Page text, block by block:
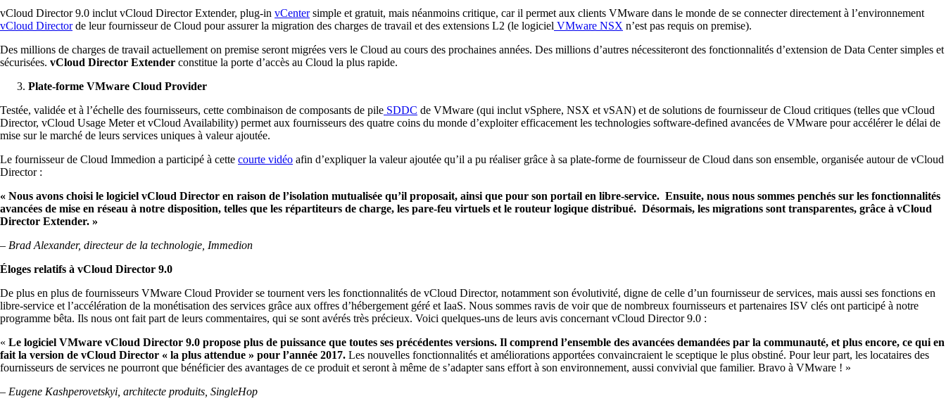
vCloud Director 9.0 inclut vCloud Director Extender, plug-in vCentersimple et gratuit, mais néanmoins critique, car il permet aux clients VMware dans le monde de se connecter directement à l’environnement
vCloud Directorde leur fournisseur de Cloud pour assurer la migration des charges de travail et des extensions L2 (le logiciel VMware NSX n’est pas requis on premise).
Des millions de charges de travail actuellement on premise seront migrées vers le Cloud au cours des prochaines années. Des millions d’autres nécessiteront des fonctionnalités d’extension de Data Center simples et
sécurisées. vCloud Director Extender constitue la porte d’accès au Cloud la plus rapide.
Plate-forme VMware Cloud Provider
Testée, validée et à l’échelle des fournisseurs, cette combinaison de composants de pile SDDC de VMware (qui inclut vSphere, NSX et vSAN) et de solutions de fournisseur de Cloud critiques (telles que vCloud
Director, vCloud Usage Meter et vCloud Availability) permet aux fournisseurs des quatre coins du monde d’exploiter efficacement les technologies software-defined avancées de VMware pour accélérer le délai de
mise sur le marché de leurs services uniques à valeur ajoutée.
Le fournisseur de Cloud Immedion a participé à cette courte vidéo afin d’expliquer la valeur ajoutée qu’il a pu réaliser grâce à sa plate-forme de fournisseur de Cloud dans son ensemble, organisée autour de vCloud
Director :
« Nous avons choisi le logiciel vCloud Director en raison de l’isolation mutualisée qu’il proposait, ainsi que pour son portail en libre-service. Ensuite, nous nous sommes penchés sur les fonctionnalités
avancées de mise en réseau à notre disposition, telles que les répartiteurs de charge, les pare-feu virtuels et le routeur logique distribué. Désormais, les migrations sont transparentes, grâce à vCloud
Director Extender. »
– Brad Alexander, directeur de la technologie, Immedion
Éloges relatifs à vCloud Director 9.0
De plus en plus de fournisseurs VMware Cloud Provider se tournent vers les fonctionnalités de vCloud Director, notamment son évolutivité, digne de celle d’un fournisseur de services, mais aussi ses fonctions en
libre-service et l’accélération de la monétisation des services grâce aux offres d’hébergement géré et IaaS. Nous sommes ravis de voir que de nombreux fournisseurs et partenaires ISV clés ont participé à notre
programme bêta. Ils nous ont fait part de leurs commentaires, qui se sont avérés très précieux. Voici quelques-uns de leurs avis concernant vCloud Director 9.0 :
« Le logiciel VMware vCloud Director 9.0 propose plus de puissance que toutes ses précédentes versions. Il comprend l’ensemble des avancées demandées par la communauté, et plus encore, ce qui en
fait la version de vCloud Director « la plus attendue » pour l’année 2017. Les nouvelles fonctionnalités et améliorations apportées convaincraient le sceptique le plus obstiné. Pour leur part, les locataires des
fournisseurs de services ne pourront que bénéficier des avantages de ce produit et seront à même de s’adapter sans effort à son environnement, aussi convivial que familier. Bravo à VMware ! »
– Eugene Kashperovetskyi, architecte produits, SingleHop